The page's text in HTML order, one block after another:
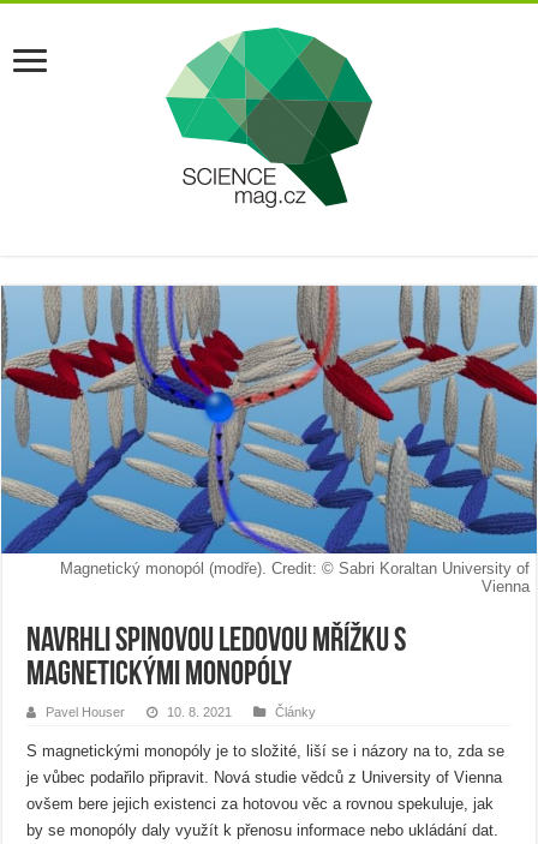
Magnetický monopól (modře). Credit: © Sabri Koraltan University of
Vienna
Navrhli spinovou ledovou mřížku s
magnetickými monopóly
Pavel Houser 10. 8. 2021 Články
S magnetickými monopóly je to složité, liší se i názory na to, zda se
je vůbec podařilo připravit. Nová studie vědců z University of Vienna
ovšem bere jejich existenci za hotovou věc a rovnou spekuluje, jak
by se monopóly daly využít k přenosu informace nebo ukládání dat.